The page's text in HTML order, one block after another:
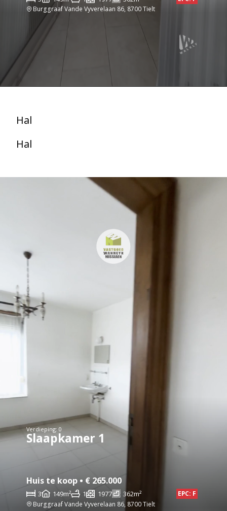
Burggraaf Vande Vyverelaan 86, 8700 Tielt
Hal
Hal
Verdieping: 0
Slaapkamer 1
Huis te koop • € 265.000
3 149m² 1 1977 362m²
EPC: F
Burggraaf Vande Vyverelaan 86, 8700 Tielt